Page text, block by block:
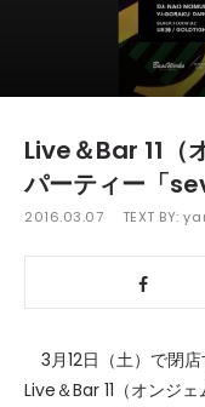
Live＆Bar 11（
パーティー「
2016.03.07 TEXT BY:
3月12日（土）で閉
Live＆Bar 11（オンジ